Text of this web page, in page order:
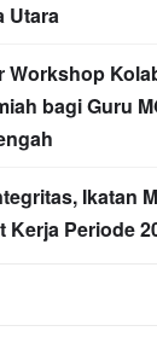
Utara
Workshop
bagi Guru
Ikatan
Kerja Periode